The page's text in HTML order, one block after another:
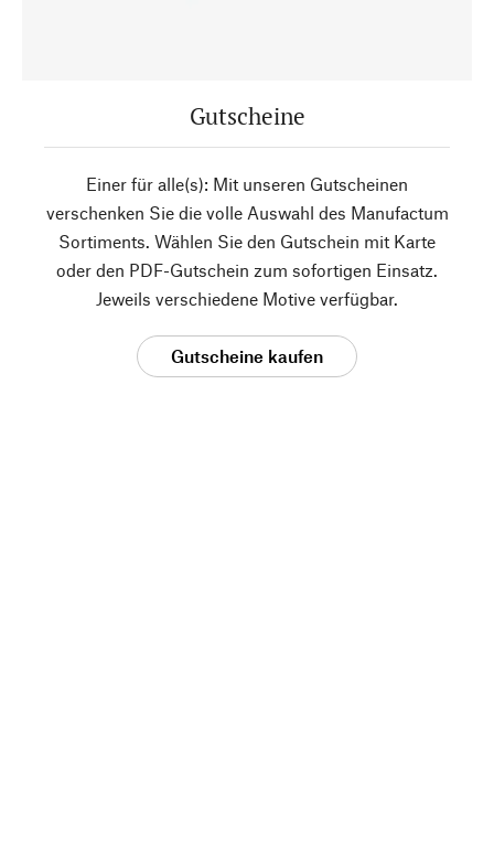
Gutscheine
Einer für alle(s): Mit unseren Gutscheinen
verschenken Sie die volle Auswahl des Manufactum
Sortiments. Wählen Sie den Gutschein mit Karte
oder den PDF-Gutschein zum sofortigen Einsatz.
Jeweils verschiedene Motive verfügbar.
Gutscheine kaufen